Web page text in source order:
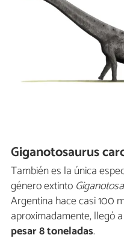
Giganotosaurus
También es la única
género extinto
Argentina hace casi 100
aproximadamente, llegó a
pesar 8 toneladas.